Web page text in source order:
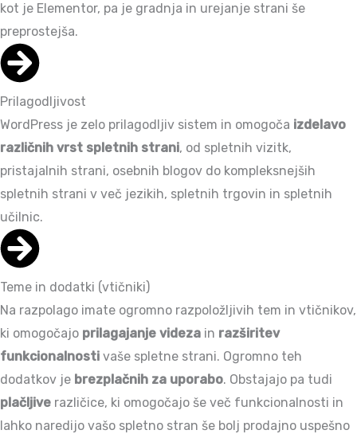
kot je Elementor, pa je gradnja in urejanje strani še
preprostejša.
Prilagodljivost
WordPress je zelo prilagodljiv sistem in omogoča izdelavo
različnih vrst spletnih strani, od spletnih vizitk,
pristajalnih strani, osebnih blogov do kompleksnejših
spletnih strani v več jezikih, spletnih trgovin in spletnih
učilnic.
Teme in dodatki (vtičniki)
Na razpolago imate ogromno razpoložljivih tem in vtičnikov,
ki omogočajo prilagajanje videza in razširitev
funkcionalnosti vaše spletne strani. Ogromno teh
dodatkov je brezplačnih za uporabo. Obstajajo pa tudi
plačljive različice, ki omogočajo še več funkcionalnosti in
lahko naredijo vašo spletno stran še bolj prodajno uspešno